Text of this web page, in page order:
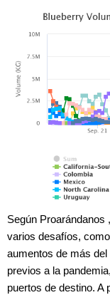
Según Proarándanos
varios desafíos,
aumentos de más
previos a la
puertos de destino. A